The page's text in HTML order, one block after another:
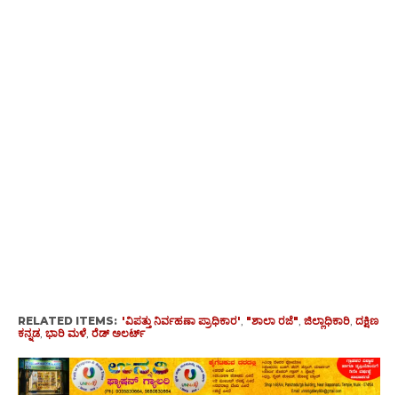
RELATED ITEMS: 'ವಿಪತ್ತು ನಿರ್ವಹಣಾ ಪ್ರಾಧಿಕಾರ' "ಶಾಲಾ ರಜೆ" ಜಿಲ್ಲಾಧಿಕಾರಿ, ದಕ್ಷಿಣ
ಕನ್ನಡ, ಭಾರಿ ಮಳೆ, ರೆಡ್ ಅಲರ್ಟ್